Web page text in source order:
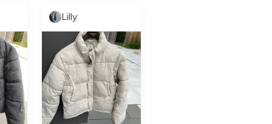
Lilly